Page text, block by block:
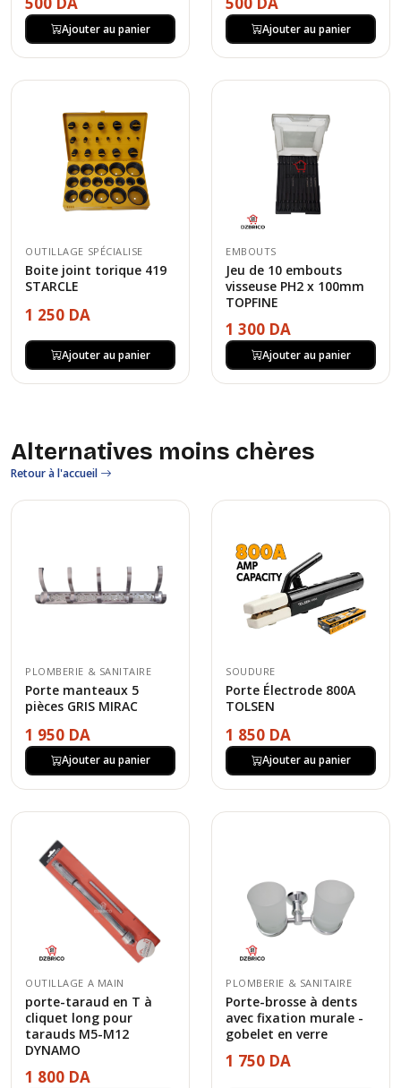
Ajouter au panier Ajouter au panier
OUTILLAGE SPÉCIALISE
Boite joint torique 419
STARCLE
1 250 DA
Ajouter au panier
EMBOUTS
Jeu de 10 embouts
visseuse PH2 x 100mm
TOPFINE
1 300 DA
Ajouter au panier
Alternatives moins chères
Retour à l'accueil
PLOMBERIE & SANITAIRE
Porte manteaux 5
pièces GRIS MIRAC
1 950 DA
Ajouter au panier
SOUDURE
Porte Électrode 800A
TOLSEN
1 850 DA
Ajouter au panier
OUTILLAGE A MAIN
porte-taraud en T à
cliquet long pour
tarauds M5-M12
DYNAMO
1 800 DA
PLOMBERIE & SANITAIRE
Porte-brosse à dents
avec fixation murale -
gobelet en verre
1 750 DA